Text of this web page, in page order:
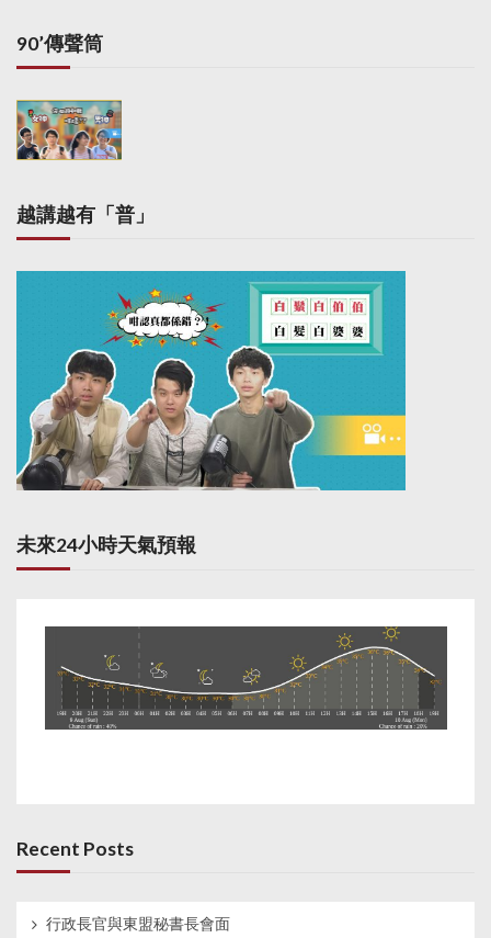
a
t
i
o
n
90’傳聲筒
越講越有「普」
未來24小時天氣預報
Recent Posts
行政長官與東盟秘書長會面